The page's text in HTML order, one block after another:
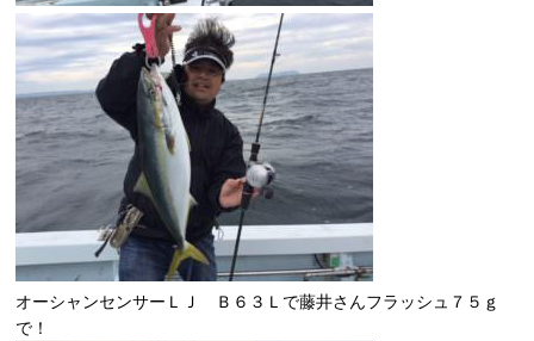
オーシャンセンサーＬＪ Ｂ６３Ｌで藤井さんフラッシュ７５ｇ
で！